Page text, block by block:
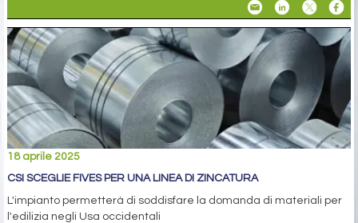
18 aprile 2025
CSI SCEGLIE FIVES PER UNA LINEA DI ZINCATURA
L'impianto permetterà di soddisfare la domanda di materiali per
l'edilizia negli Usa occidentali